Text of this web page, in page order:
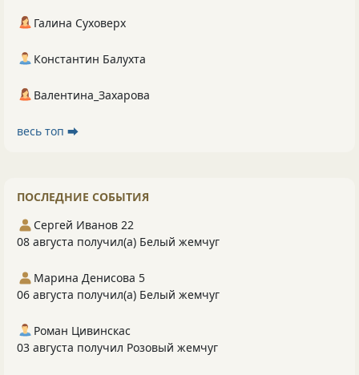
Галина Суховерх
Константин Балухта
Валентина_Захарова
весь топ ⮕
ПОСЛЕДНИЕ СОБЫТИЯ
Сергей Иванов 22
08 августа получил(а) Белый жемчуг
Марина Денисова 5
06 августа получил(а) Белый жемчуг
Роман Цивинскас
03 августа получил Розовый жемчуг